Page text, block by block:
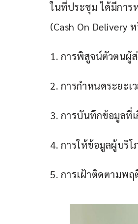
ในที่ประชุม ได้มีการ
(Cash On Delivery
1. การพิสูจน์ตัวตนผู้
2. การกำหนดระยะเ
3. การบันทึกข้อมูลที่
4. การให้ข้อมูลผู้บริโ
5. การเฝ้าติดตามพ